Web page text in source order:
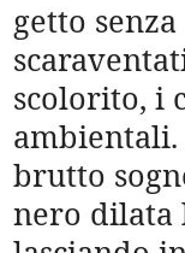
getto
scolorito, i
brutto
nero dilata